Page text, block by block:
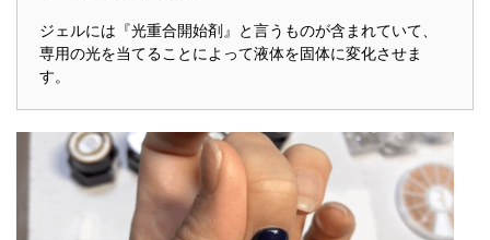
ジェルには『光重合開始剤』と言うものが含まれていて、
専用の光を当てることによって液体を固体に変化させま
す。